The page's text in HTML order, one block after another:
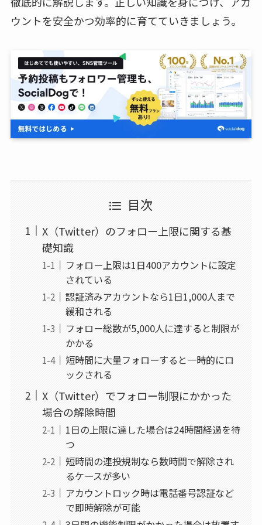
ウントを安全かつ効率的に育てていきましょう。
目次
X（Twitter）のフォロー上限に関する基
礎知識
フォロー上限は1日400アカウントに設定
されている
認証済みアカウントなら1日1,000人まで
緩和される
フォロー総数が5,000人に達すると制限が
かかる
短時間に大量フォローすると一時的にロ
ックされる
X（Twitter）でフォロー制限にかかった
場合の解除時間
1日の上限に達した場合は24時間経過を待
つ
短時間の連投規制なら数時間で解除され
るケースが多い
アカウントロック時は電話番号認証など
で即時解除が可能